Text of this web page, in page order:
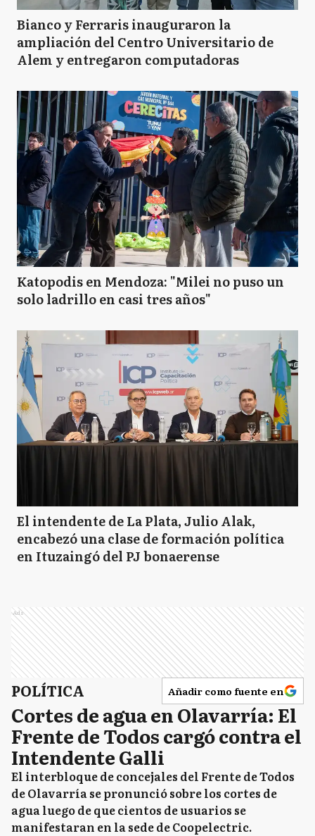
Bianco y Ferraris inauguraron la
ampliación del Centro Universitario de
Alem y entregaron computadoras
Katopodis en Mendoza: "Milei no puso un
solo ladrillo en casi tres años"
El intendente de La Plata, Julio Alak,
encabezó una clase de formación política
en Ituzaingó del PJ bonaerense
Ads
POLÍTICA Añadir como fuente en
Cortes de agua en Olavarría: El
Frente de Todos cargó contra el
Intendente Galli
El interbloque de concejales del Frente de Todos
de Olavarría se pronunció sobre los cortes de
agua luego de que cientos de usuarios se
manifestaran en la sede de Coopelectric.